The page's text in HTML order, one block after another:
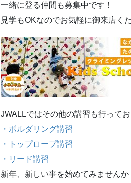
一緒に登る仲間も募集中です！
見学もOKなのでお気軽に御来店く
JWALLではその他の講習も行ってお
・ボルダリング講習
・トップロープ講習
・リード講習
新年、新しい事を始めてみませんか